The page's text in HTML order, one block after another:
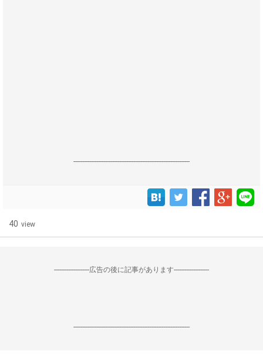
------------------------------------------------------------------
40 view
--------------------広告の後に記事があります--------------------
------------------------------------------------------------------